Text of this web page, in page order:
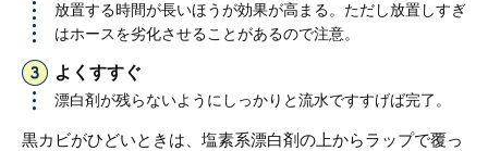
放置する時間が長いほうが効果が高まる。ただし放置しすぎ
はホースを劣化させることがあるので注意。
よくすすぐ
漂白剤が残らないようにしっかりと流水ですすげば完了。
黒カビがひどいときは、塩素系漂白剤の上からラップで覆っ